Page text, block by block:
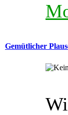
Gemütlicher